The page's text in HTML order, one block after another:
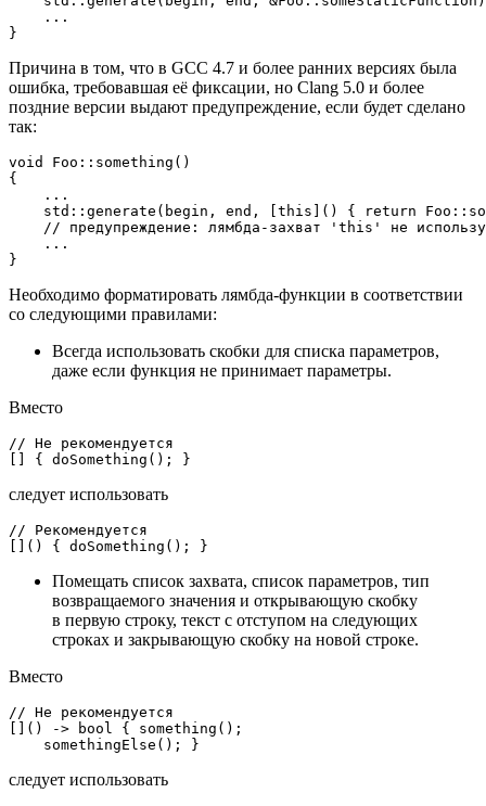
    ...
Причина в том, что в GCC 4.7 и более ранних версиях была
ошибка, требовавшая её фиксации, но Clang 5.0 и более
поздние версии выдают предупреждение, если будет сделано
так:
void Foo::something ()
{
    ...
    std::
generate (begin, end, [ this ]() { return Foo::
// предупреждение: лямбда-захват 'this' не
    ...
Необходимо форматировать лямбда-функции в соответствии
со следующими правилами:
Всегда использовать скобки для списка параметров,
даже если функция не принимает параметры.
Вместо
// Не рекомендуется
[] { doSomething
следует использовать
// Рекомендуется
[]() { doSomething
Помещать список захвата, список параметров, тип
возвращаемого значения и открывающую скобку
в первую строку, текст с отступом на следующих
строках и закрывающую скобку на новой строке.
Вместо
// Не рекомендуется
[]() ->
bool { something ();
somethingElse
следует использовать